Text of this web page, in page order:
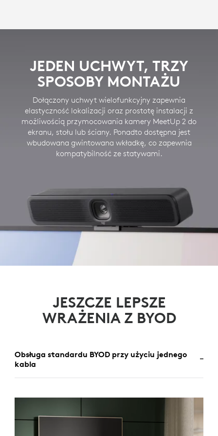
JEDEN UCHWYT, TRZY
SPOSOBY MONTAŻU
Dołączony uchwyt wielofunkcyjny zapewnia
elastyczność lokalizacji oraz prostotę instalacji z
możliwością przymocowania kamery MeetUp 2 do
ekranu, stołu lub ściany. Ponadto dostępna jest
wbudowana gwintowana wkładkę, co zapewnia
kompatybilność ze statywami.
JESZCZE LEPSZE
WRAŻENIA Z BYOD
Obsługa standardu BYOD przy użyciu jednego
kabla